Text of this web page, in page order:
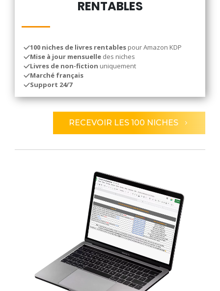
RENTABLES
100 niches de livres rentables pour Amazon KDP
Mise à jour mensuelle des niches
Livres de non-fiction uniquement
Marché français
Support 24/7
RECEVOIR LES 100 NICHES